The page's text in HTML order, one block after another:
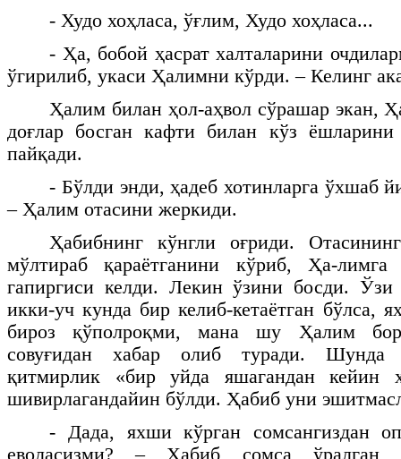
- Худо хоҳласа, ўғлим, Худо хоҳласа...
- Ҳа, бобой ҳасрат халталарини
ўгирилиб, укаси Ҳалимни кўрди. – Келинг
Ҳалим билан ҳол-аҳвол сўрашар экан,
доғлар босган кафти билан кўз
пайқади.
- Бўлди энди, ҳадеб хотинларга ўхшаб
– Ҳалим отасини жеркиди.
Ҳабибнинг кўнгли оғриди.
мўлтираб қараётганини кўриб, Ҳа-
гапиргиси келди. Лекин ўзини босди.
икки-уч кунда бир келиб-кетаётган бўлса,
бироз қўполроқми, мана шу Ҳалим
совуғидан хабар олиб туради. Шунда
қитмирлик «бир уйда яшагандан кейин
шивирлагандайин бўлди. Ҳабиб уни
- Дада, яхши кўрган сомсангиздан